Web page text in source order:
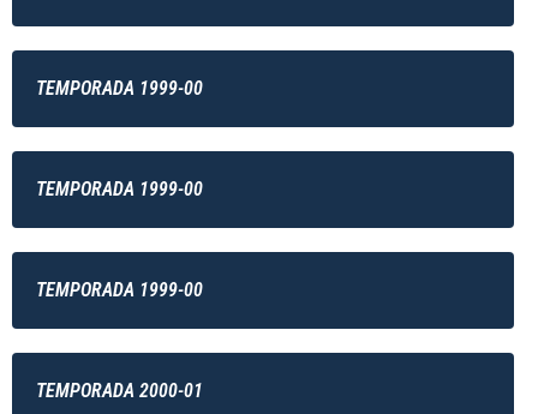
TEMPORADA 1999-00
TEMPORADA 1999-00
TEMPORADA 1999-00
TEMPORADA 2000-01